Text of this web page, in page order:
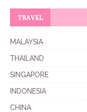
TRAVEL
MALAYSIA
THAILAND
SINGAPORE
INDONESIA
CHINA